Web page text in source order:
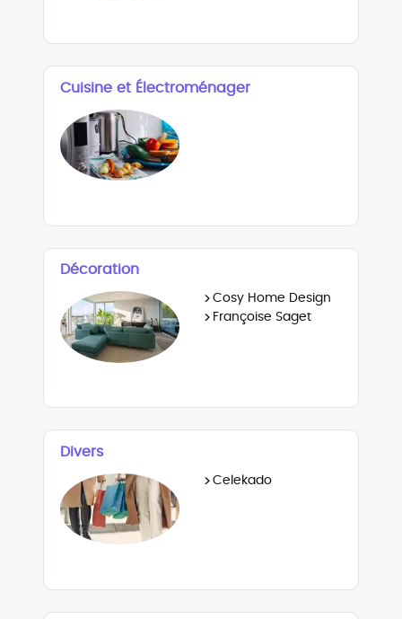
Cuisine et Électroménager
Décoration
> Cosy Home Design
> Françoise Saget
Divers
> Celekado